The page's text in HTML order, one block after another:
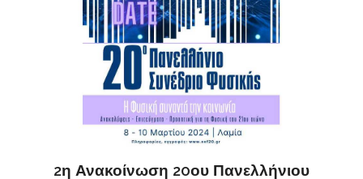
2η Ανακοίνωση 20ου Πανελλήνιου